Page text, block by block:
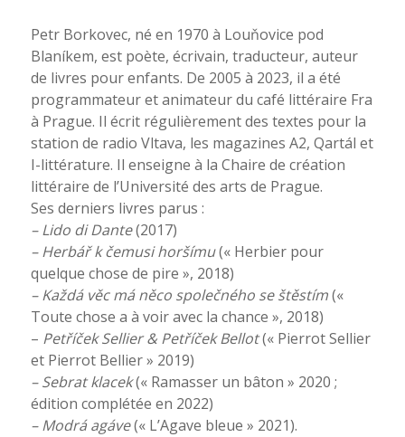
Petr Borkovec, né en 1970 à Louňovice pod
Blaníkem, est poète, écrivain, traducteur, auteur
de livres pour enfants. De 2005 à 2023, il a été
programmateur et animateur du café littéraire Fra
à Prague. Il écrit régulièrement des textes pour la
station de radio Vltava, les magazines A2, Qartál et
I-littérature. Il enseigne à la Chaire de création
littéraire de l’Université des arts de Prague.
Ses derniers livres parus :
– Lido di Dante(2017)
– Herbář k čemusi horšímu(« Herbier pour
quelque chose de pire », 2018)
– Každá věc má něco společného se štěstím(«
Toute chose a à voir avec la chance », 2018)
– Petříček Sellier & Petříček Bellot(« Pierrot Sellier
et Pierrot Bellier » 2019)
– Sebrat klacek(« Ramasser un bâton » 2020 ;
édition complétée en 2022)
– Modrá agáve(« L’Agave bleue » 2021).